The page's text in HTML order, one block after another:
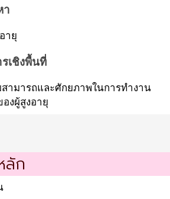
า
ายุ
เชิงพื้นที่
ามารถและศักยภาพในการทำงาน
งผู้สูงอายุ
ลัก